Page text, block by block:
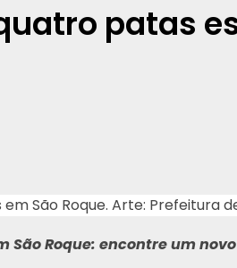
patas
São Roque. Arte: Prefeitura
São Roque: encontre um